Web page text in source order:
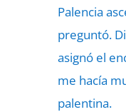
Palencia
preguntó.
asignó el
me hacía
palentina.